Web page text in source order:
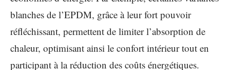
blanches de l’EPDM, grâce à leur fort pouvoir
réfléchissant, permettent de limiter l’absorption de
chaleur, optimisant ainsi le confort intérieur tout en
participant à la réduction des coûts énergétiques.